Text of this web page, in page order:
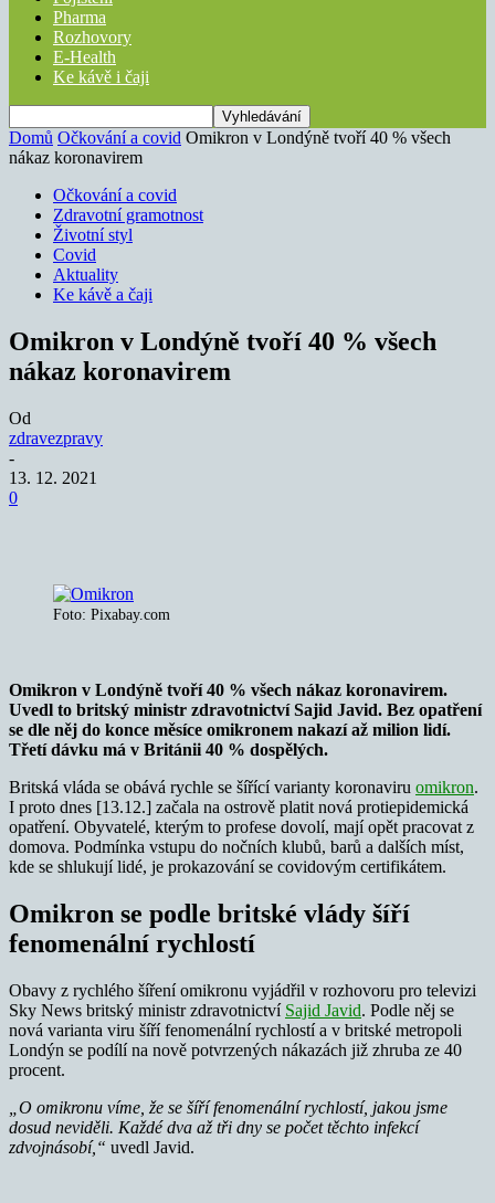
Pharma
Rozhovory
E-Health
Ke kávě i čaji
Domů Očkování a covid Omikron v Londýně tvoří 40 % všech
nákaz koronavirem
Očkování a covid
Zdravotní gramotnost
Životní styl
Covid
Aktuality
Ke kávě a čaji
Omikron v Londýně tvoří 40 % všech
nákaz koronavirem
Od
zdravezpravy
-
13. 12. 2021
0
Foto: Pixabay.com
Omikron v Londýně tvoří 40 % všech nákaz koronavirem.
Uvedl to britský ministr zdravotnictví Sajid Javid. Bez opatření
se dle něj do konce měsíce omikronem nakazí až milion lidí.
Třetí dávku má v Británii 40 % dospělých.
Britská vláda se obává rychle se šířící varianty koronaviru omikron.
I proto dnes [13.12.] začala na ostrově platit nová protiepidemická
opatření. Obyvatelé, kterým to profese dovolí, mají opět pracovat z
domova. Podmínka vstupu do nočních klubů, barů a dalších míst,
kde se shlukují lidé, je prokazování se covidovým certifikátem.
Omikron se podle britské vlády šíří
fenomenální rychlostí
Obavy z rychlého šíření omikronu vyjádřil v rozhovoru pro televizi
Sky News britský ministr zdravotnictví Sajid Javid. Podle něj se
nová varianta viru šíří fenomenální rychlostí a v britské metropoli
Londýn se podílí na nově potvrzených nákazách již zhruba ze 40
procent.
„O omikronu víme, že se šíří fenomenální rychlostí, jakou jsme
dosud neviděli. Každé dva až tři dny se počet těchto infekcí
zdvojnásobí,“ uvedl Javid.